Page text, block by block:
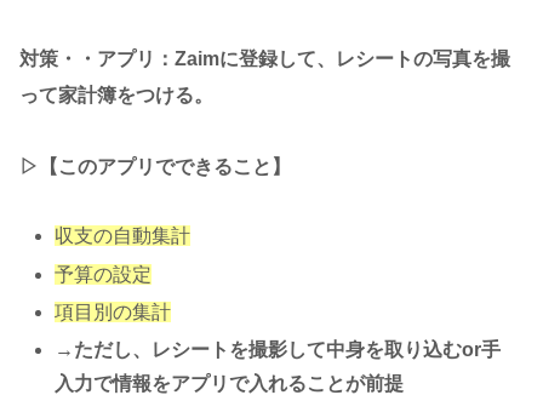
対策・・アプリ：Zaimに登録して、レシートの写真を撮
って家計簿をつける。
▷【このアプリでできること】
収支の自動集計
予算の設定
項目別の集計
→ただし、レシートを撮影して中身を取り込むor手
入力で情報をアプリで入れることが前提